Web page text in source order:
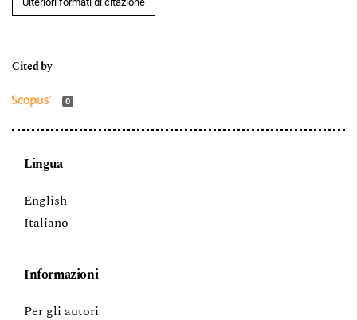
0
Lingua
English
Italiano
Informazioni
Per gli autori